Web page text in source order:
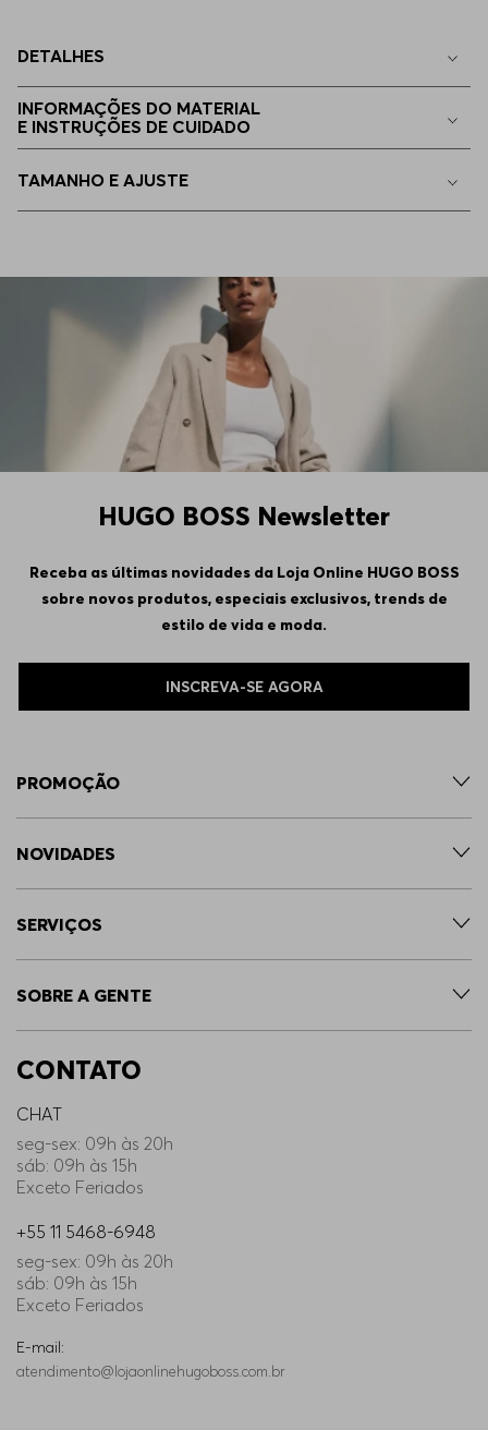
EEGG Apenas1no estoque
EP - XS Indisponível
4GG Indisponível
DETALHES
INFORMAÇÕES DO MATERIAL
E INSTRUÇÕES DE CUIDADO
TAMANHO E AJUSTE
HUGO BOSS Newsletter
Receba as últimas novidades da Loja Online HUGO BOSS
sobre novos produtos, especiais exclusivos, trends de
estilo de vida e moda.
INSCREVA-SE AGORA
PROMOÇÃO
NOVIDADES
SERVIÇOS
SOBRE A GENTE
CONTATO
CHAT
seg-sex: 09h às 20h
sáb: 09h às 15h
Exceto Feriados
+55 11 5468-6948
seg-sex: 09h às 20h
sáb: 09h às 15h
Exceto Feriados
E-mail:
atendimento@lojaonlinehugoboss.com.br